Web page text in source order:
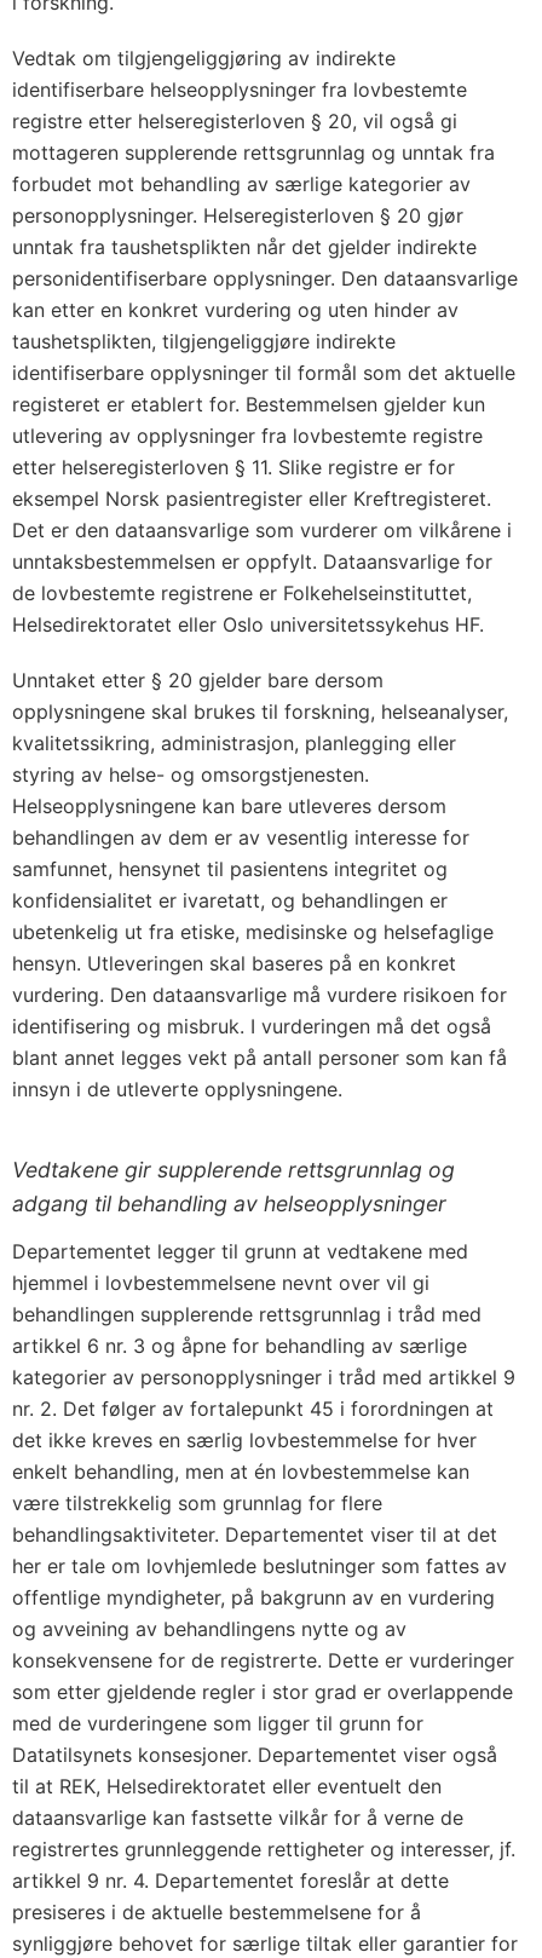
Vedtak om tilgjengeliggjøring av indirekte
identifiserbare helseopplysninger fra lovbestemte
registre etter helseregisterloven § 20, vil også gi
mottageren supplerende rettsgrunnlag og unntak fra
forbudet mot behandling av særlige kategorier av
personopplysninger. Helseregisterloven § 20 gjør
unntak fra taushetsplikten når det gjelder indirekte
personidentifiserbare opplysninger. Den dataansvarlige
kan etter en konkret vurdering og uten hinder av
taushetsplikten, tilgjengeliggjøre indirekte
identifiserbare opplysninger til formål som det aktuelle
registeret er etablert for. Bestemmelsen gjelder kun
utlevering av opplysninger fra lovbestemte registre
etter helseregisterloven § 11. Slike registre er for
eksempel Norsk pasientregister eller Kreftregisteret.
Det er den dataansvarlige som vurderer om vilkårene i
unntaksbestemmelsen er oppfylt. Dataansvarlige for
de lovbestemte registrene er Folkehelseinstituttet,
Helsedirektoratet eller Oslo universitetssykehus HF.
Unntaket etter § 20 gjelder bare dersom
opplysningene skal brukes til forskning, helseanalyser,
kvalitetssikring, administrasjon, planlegging eller
styring av helse- og omsorgstjenesten.
Helseopplysningene kan bare utleveres dersom
behandlingen av dem er av vesentlig interesse for
samfunnet, hensynet til pasientens integritet og
konfidensialitet er ivaretatt, og behandlingen er
ubetenkelig ut fra etiske, medisinske og helsefaglige
hensyn. Utleveringen skal baseres på en konkret
vurdering. Den dataansvarlige må vurdere risikoen for
identifisering og misbruk. I vurderingen må det også
blant annet legges vekt på antall personer som kan få
innsyn i de utleverte opplysningene.
Vedtakene gir supplerende rettsgrunnlag og
adgang til behandling av helseopplysninger
Departementet legger til grunn at vedtakene med
hjemmel i lovbestemmelsene nevnt over vil gi
behandlingen supplerende rettsgrunnlag i tråd med
artikkel 6 nr. 3 og åpne for behandling av særlige
kategorier av personopplysninger i tråd med artikkel 9
nr. 2. Det følger av fortalepunkt 45 i forordningen at
det ikke kreves en særlig lovbestemmelse for hver
enkelt behandling, men at én lovbestemmelse kan
være tilstrekkelig som grunnlag for flere
behandlingsaktiviteter. Departementet viser til at det
her er tale om lovhjemlede beslutninger som fattes av
offentlige myndigheter, på bakgrunn av en vurdering
og avveining av behandlingens nytte og av
konsekvensene for de registrerte. Dette er vurderinger
som etter gjeldende regler i stor grad er overlappende
med de vurderingene som ligger til grunn for
Datatilsynets konsesjoner. Departementet viser også
til at REK, Helsedirektoratet eller eventuelt den
dataansvarlige kan fastsette vilkår for å verne de
registrertes grunnleggende rettigheter og interesser, jf.
artikkel 9 nr. 4. Departementet foreslår at dette
presiseres i de aktuelle bestemmelsene for å
synliggjøre behovet for særlige tiltak eller garantier for